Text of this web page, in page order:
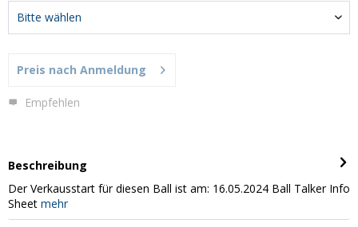
Preis nach Anmeldung
Empfehlen
Beschreibung
Der Verkausstart für diesen Ball ist am: 16.05.2024 Ball Talker Info
Sheet mehr